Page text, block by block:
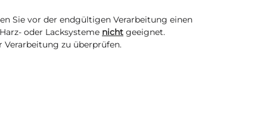
Sie vor der endgültigen Verarbeitung einen
oder Lacksysteme nicht geeignet.
zu überprüfen.